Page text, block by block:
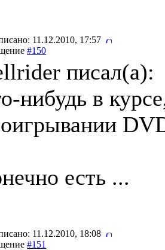
11.12.2010, 17:57
#150
писал(a):
нибудь в
есть ...
11.12.2010, 18:08
#151